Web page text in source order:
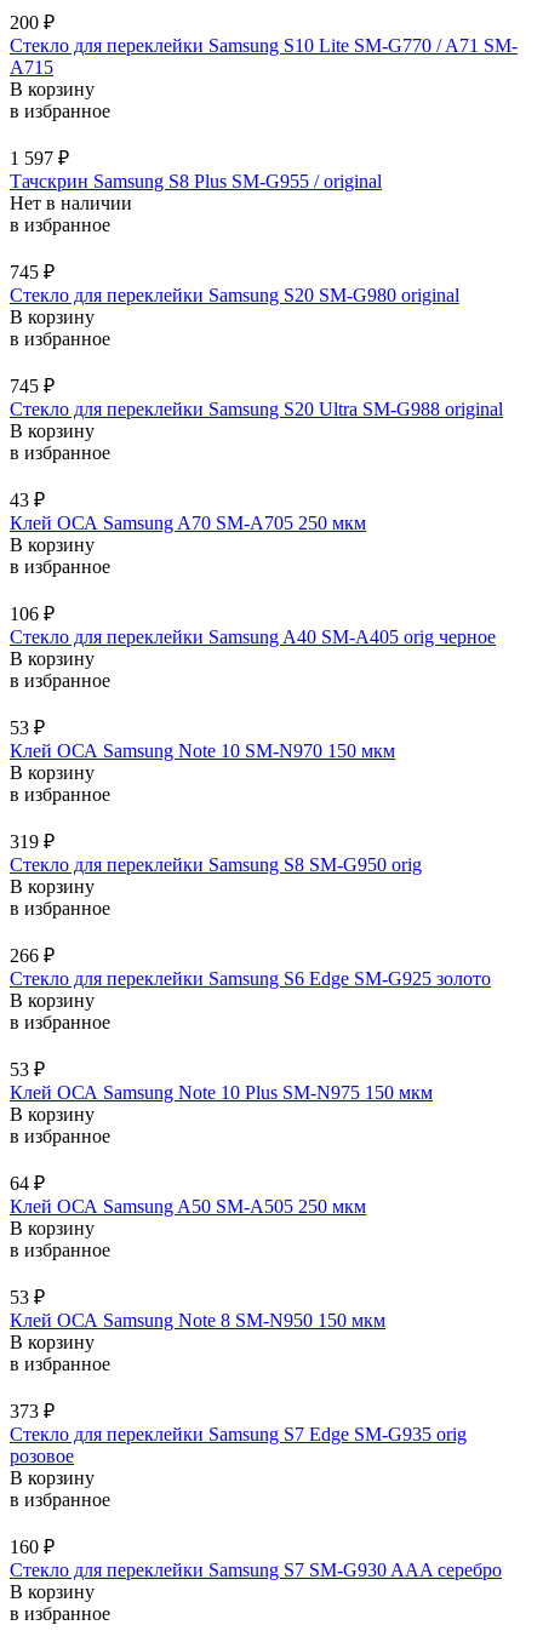
200 ₽
Стекло для переклейки Samsung S10 Lite SM-G770 / A71 SM-
A715
В корзину
в избранное
1 597 ₽
Тачскрин Samsung S8 Plus SM-G955 / original
Нет в наличии
в избранное
745 ₽
Стекло для переклейки Samsung S20 SM-G980 original
В корзину
в избранное
745 ₽
Стекло для переклейки Samsung S20 Ultra SM-G988 original
В корзину
в избранное
43 ₽
Клей ОСА Samsung A70 SM-A705 250 мкм
В корзину
в избранное
106 ₽
Стекло для переклейки Samsung A40 SM-A405 orig черное
В корзину
в избранное
53 ₽
Клей ОСА Samsung Note 10 SM-N970 150 мкм
В корзину
в избранное
319 ₽
Стекло для переклейки Samsung S8 SM-G950 orig
В корзину
в избранное
266 ₽
Стекло для переклейки Samsung S6 Edge SM-G925 золото
В корзину
в избранное
53 ₽
Клей ОСА Samsung Note 10 Plus SM-N975 150 мкм
В корзину
в избранное
64 ₽
Клей ОСА Samsung A50 SM-A505 250 мкм
В корзину
в избранное
53 ₽
Клей ОСА Samsung Note 8 SM-N950 150 мкм
В корзину
в избранное
373 ₽
Стекло для переклейки Samsung S7 Edge SM-G935 orig
розовое
В корзину
в избранное
160 ₽
Стекло для переклейки Samsung S7 SM-G930 AAA серебро
В корзину
в избранное